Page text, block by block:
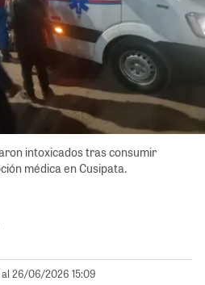
intoxicados tras consumir
médica en Cusipata.
26/06/2026 15:09